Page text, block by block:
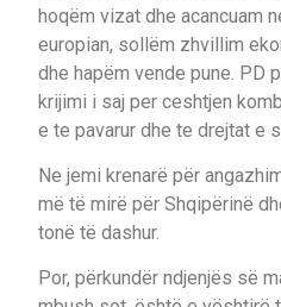
hoqëm vizat dhe acancuam
europian, sollëm zhvillim
dhe hapëm vende pune. PD
krijimi i saj per ceshtjen
e te pavarur dhe te drejtat e
Ne jemi krenarë për
më të mirë për Shqipërinë
tonë të dashur.
Por, përkundër ndjenjës së